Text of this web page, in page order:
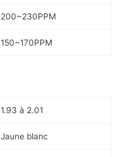
200~230PPM
150~170PPM
1.93 à 2.01
Jaune blanc